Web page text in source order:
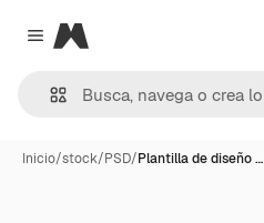
Close menu
Magnific
Inicio/stock/PSD/Plantilla de diseño …